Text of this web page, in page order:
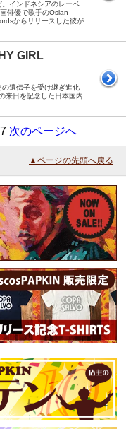
インドネシアのレーベ
俳優で歌手のOslan
からリリースした彼が
GIRL
遺伝子を受け継ぎ進化
来日を記念した日本国内
次のページへ
▲ページの先頭へ戻る